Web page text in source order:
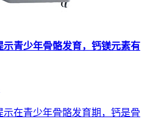
示青少年骨骼发育，钙镁元素有
示在青少年骨骼发育期，钙是骨